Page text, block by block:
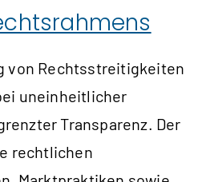
von Rechtsstreitigkeiten
uneinheitlicher
Transparenz. Der
rechtlichen